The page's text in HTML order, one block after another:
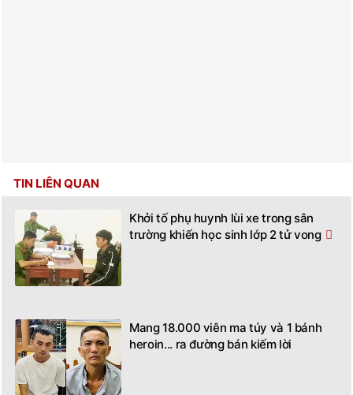
TIN LIÊN QUAN
Khởi tố phụ huynh lùi xe trong sân
trường khiến học sinh lớp 2 tử vong
Mang 18.000 viên ma túy và 1 bánh
heroin... ra đường bán kiếm lời